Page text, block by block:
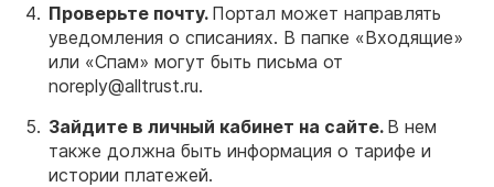
Проверьте почту. Портал может направлять
уведомления о списаниях. В папке «Входящие»
или «Спам» могут быть письма от
noreply@alltrust.ru.
Зайдите в личный кабинет на сайте. В нем
также должна быть информация о тарифе и
истории платежей.